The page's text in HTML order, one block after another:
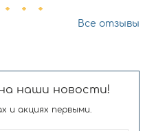
Все отзывы
наши новости!
и акциях первыми.